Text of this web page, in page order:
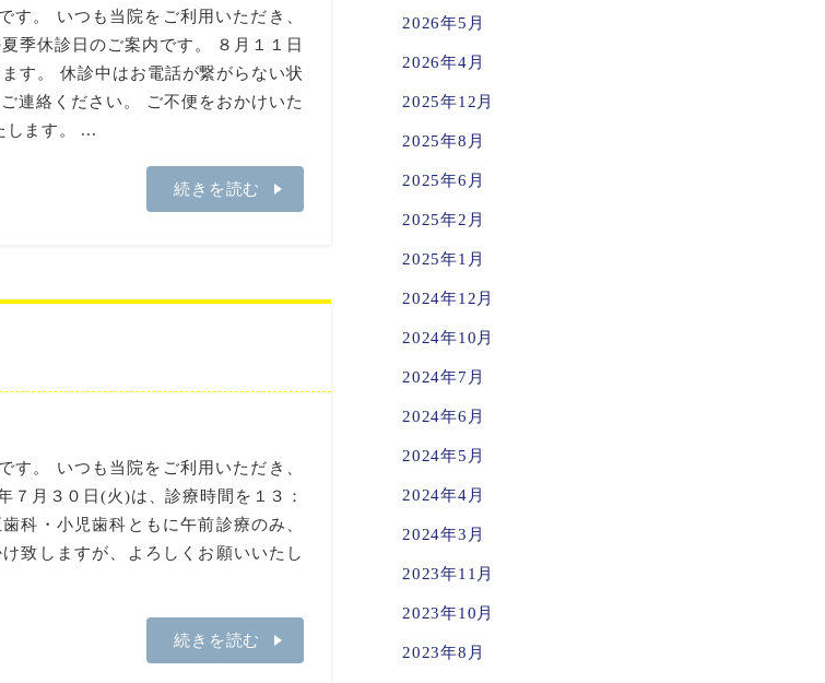
す。 いつも当院をご利用いただき、
季休診日のご案内です。 ８月１１日
す。 休診中はお電話が繋がらない状
連絡ください。 ご不便をおかけいた
します。 ...
続きを読む
す。 いつも当院をご利用いただき、
７月３０日(火)は、診療時間を１３：
科・小児歯科ともに午前診療のみ、
致しますが、よろしくお願いいたし
続きを読む
2026年5月
2026年4月
2025年12月
2025年8月
2025年6月
2025年2月
2025年1月
2024年12月
2024年10月
2024年7月
2024年6月
2024年5月
2024年4月
2024年3月
2023年11月
2023年10月
2023年8月